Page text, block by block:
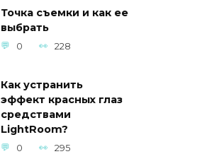
Точка съемки и как ее
выбрать
0 228
Как устранить
эффект красных глаз
средствами
LightRoom?
0 295